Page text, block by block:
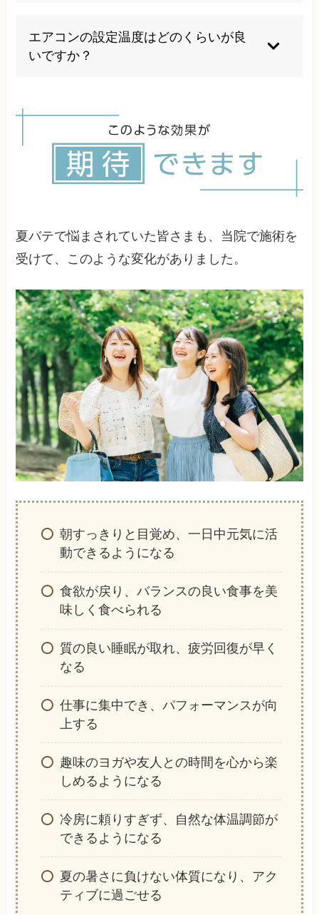
海藻類、水分補給に適したスイカやキュウリなど
の夏野菜が効果的です。消化の良いものを選ぶこ
とも大切です。
エアコンの設定温度はどのくらいが良
いですか？
す。一般的には28℃前後に設定し、扇風機と併用
することで快適性を保ちながら自律神経への負担
を軽減できます。
夏バテで悩まされていた皆さまも、当院で施術を
受けて、このような変化がありました。
朝すっきりと目覚め、一日中元気に活
動できるようになる
食欲が戻り、バランスの良い食事を美
味しく食べられる
質の良い睡眠が取れ、疲労回復が早く
なる
仕事に集中でき、パフォーマンスが向
上する
趣味のヨガや友人との時間を心から楽
しめるようになる
冷房に頼りすぎず、自然な体温調節が
できるようになる
夏の暑さに負けない体質になり、アク
ティブに過ごせる